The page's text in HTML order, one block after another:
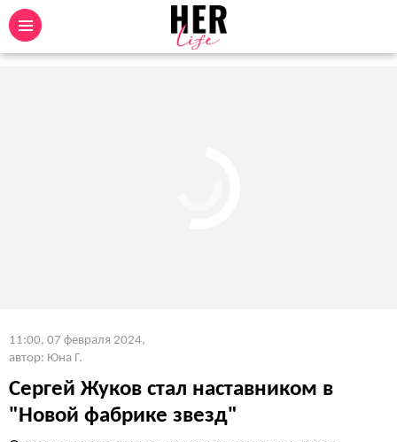
11:00, 07 февраля 2024,
автор: Юна Г.
Сергей Жуков стал наставником в
"Новой фабрике звезд"